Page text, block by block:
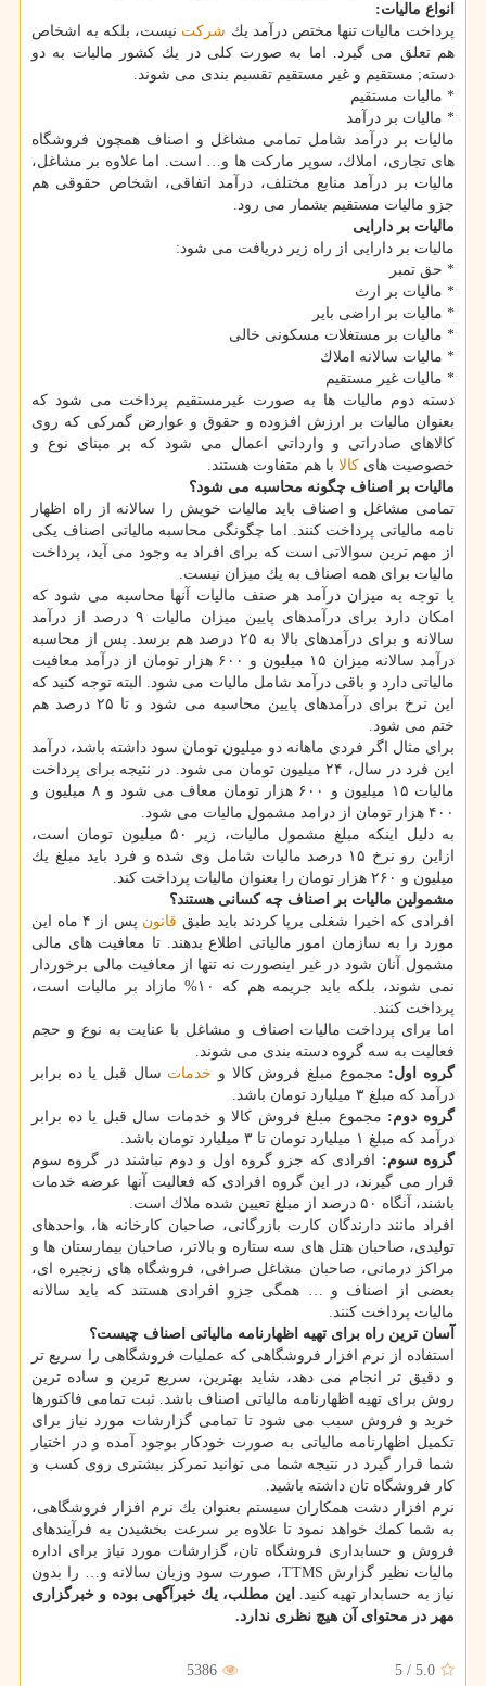
انواع مالیات:
پرداخت مالیات تنها مختص درآمد یك شركت نیست، بلكه به اشخاص
هم تعلق می گیرد. اما به صورت كلی در یك كشور مالیات به دو
دسته; مستقیم و غیر مستقیم تقسیم بندی می شوند.
* مالیات مستقیم
* مالیات بر درآمد
مالیات بر درآمد شامل تمامی مشاغل و اصناف همچون فروشگاه
های تجاری، املاك، سوپر ماركت ها و… است. اما علاوه بر مشاغل،
مالیات بر درآمد منابع مختلف، درآمد اتفاقی، اشخاص حقوقی هم
جزو مالیات مستقیم بشمار می رود.
مالیات بر دارایی
مالیات بر دارایی از راه زیر دریافت می شود:
* حق تمبر
* مالیات بر ارث
* مالیات بر اراضی بایر
* مالیات بر مستغلات مسكونی خالی
* مالیات سالانه املاك
* مالیات غیر مستقیم
دسته دوم مالیات ها به صورت غیرمستقیم پرداخت می شود كه
بعنوان مالیات بر ارزش افزوده و حقوق و عوارض گمركی كه روی
كالاهای صادراتی و وارداتی اعمال می شود كه بر مبنای نوع و
خصوصیت های كالا با هم متفاوت هستند.
مالیات بر اصناف چگونه محاسبه می شود؟
تمامی مشاغل و اصناف باید مالیات خویش را سالانه از راه اظهار
نامه مالیاتی پرداخت كنند. اما چگونگی محاسبه مالیاتی اصناف یكی
از مهم ترین سوالاتی است كه برای افراد به وجود می آید، پرداخت
مالیات برای همه اصناف به یك میزان نیست.
با توجه به میزان درآمد هر صنف مالیات آنها محاسبه می شود كه
امكان دارد برای درآمدهای پایین میزان مالیات ۹ درصد از درآمد
سالانه و برای درآمدهای بالا به ۲۵ درصد هم برسد. پس از محاسبه
درآمد سالانه میزان ۱۵ میلیون و ۶۰۰ هزار تومان از درآمد معافیت
مالیاتی دارد و باقی درآمد شامل مالیات می شود. البته توجه كنید كه
این نرخ برای درآمدهای پایین محاسبه می شود و تا ۲۵ درصد هم
ختم می شود.
برای مثال اگر فردی ماهانه دو میلیون تومان سود داشته باشد، درآمد
این فرد در سال، ۲۴ میلیون تومان می شود. در نتیجه برای پرداخت
مالیات ۱۵ میلیون و ۶۰۰ هزار تومان معاف می شود و ۸ میلیون و
۴۰۰ هزار تومان از درامد مشمول مالیات می شود.
به دلیل اینكه مبلغ مشمول مالیات، زیر ۵۰ میلیون تومان است،
ازاین رو نرخ ۱۵ درصد مالیات شامل وی شده و فرد باید مبلغ یك
میلیون و ۲۶۰ هزار تومان را بعنوان مالیات پرداخت كند.
مشمولین مالیات بر اصناف چه كسانی هستند؟
افرادی كه اخیرا شغلی برپا كردند باید طبق قانون
پس از ۴ ماه این
مورد را به سازمان امور مالیاتی اطلاع بدهند. تا معافیت های مالی
مشمول آنان شود در غیر اینصورت نه تنها از معافیت مالی برخوردار
نمی شوند، بلكه باید جریمه هم كه ۱۰% مازاد بر مالیات است،
پرداخت كنند.
اما برای پرداخت مالیات اصناف و مشاغل با عنایت به نوع و حجم
فعالیت به سه گروه دسته بندی می شوند.
گروه اول: مجموع مبلغ فروش كالا و خدمات سال قبل یا ده برابر
درآمد كه مبلغ ۳ میلیارد تومان باشد.
گروه دوم: مجموع مبلغ فروش كالا و خدمات سال قبل یا ده برابر
درآمد كه مبلغ ۱ میلیارد تومان تا ۳ میلیارد تومان باشد.
گروه سوم:
افرادی كه جزو گروه اول و دوم نباشند در گروه سوم
قرار می گیرند، در این گروه افرادی كه فعالیت آنها عرضه خدمات
باشند، آنگاه ۵۰ درصد از مبلغ تعیین شده ملاك است.
افراد مانند دارندگان كارت بازرگانی، صاحبان كارخانه ها، واحدهای
تولیدی، صاحبان هتل های سه ستاره و بالاتر، صاحبان بیمارستان ها و
مراكز درمانی، صاحبان مشاغل صرافی، فروشگاه های زنجیره ای،
بعضی از اصناف و … همگی جزو افرادی هستند كه باید سالانه
مالیات پرداخت كنند.
آسان ترین راه برای تهیه اظهارنامه مالیاتی اصناف چیست؟
استفاده از نرم افزار فروشگاهی كه عملیات فروشگاهی را سریع تر
و دقیق تر انجام می دهد، شاید بهترین، سریع ترین و ساده ترین
روش برای تهیه اظهارنامه مالیاتی اصناف باشد. ثبت تمامی فاكتورها
خرید و فروش سبب می شود تا تمامی گزارشات مورد نیاز برای
تكمیل اظهارنامه مالیاتی به صورت خودكار بوجود آمده و در اختیار
شما قرار گیرد در نتیجه شما می توانید تمركز بیشتری روی كسب و
كار فروشگاه تان داشته باشید.
نرم افزار دشت همكاران سیستم بعنوان یك نرم افزار فروشگاهی،
به شما كمك خواهد نمود تا علاوه بر سرعت بخشیدن به فرآیندهای
فروش و حسابداری فروشگاه تان، گزارشات مورد نیاز برای اداره
مالیات نظیر گزارش TTMS، صورت سود وزیان سالانه و… را بدون
نیاز به حسابدار تهیه كنید. این مطلب، یك خبرآگهی بوده و خبرگزاری
مهر در محتوای آن هیچ نظری ندارد.
5.0
/
5
5386